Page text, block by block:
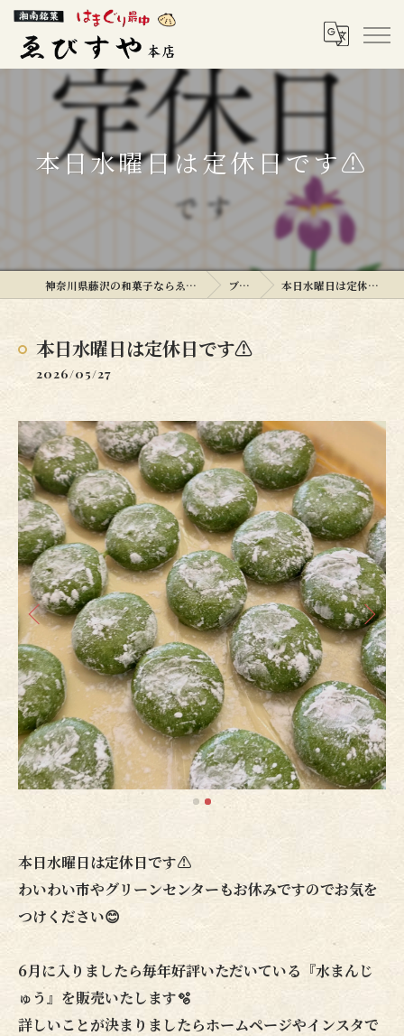
本日水曜日は定休日です⚠️
神奈川県藤沢の和菓子ならゑびすや本店 ブログ 本日水曜日は定休日です⚠️
本日水曜日は定休日です⚠️
2026/05/27
本日水曜日は定休日です⚠️
わいわい市やグリーンセンターもお休みですのでお気を
つけください😊
6月に入りましたら毎年好評いただいている『水まんじ
ゅう』を販売いたします🫧
詳しいことが決まりましたらホームページやインスタで